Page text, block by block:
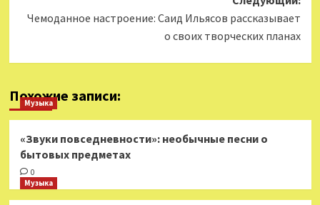
Чемоданное настроение: Саид Ильясов рассказывает
о своих творческих планах
Похожие записи:
Музыка
«Звуки повседневности»: необычные песни о
бытовых предметах
0
Музыка